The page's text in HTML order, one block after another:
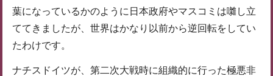
葉になっているかのように日本政府やマスコミは囃し立
ててきましたが、世界はかなり以前から逆回転をしてい
たわけです。
ナチスドイツが、第二次大戦時に組織的に行った極悪非